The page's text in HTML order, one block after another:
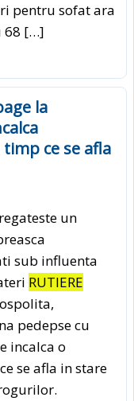
pentru sofat ara
68 […]
la
ce se afla
un
sub influenta
RUTIERE
pedepse cu
incalca o
se afla in stare